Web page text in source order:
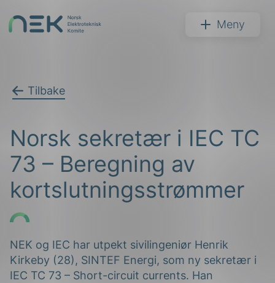
NEK Meny
Tilbake
Norsk sekretær i IEC TC
73 – Beregning av
kortslutningsstrømmer
NEK og IEC har utpekt sivilingeniør Henrik
Kirkeby (28), SINTEF Energi, som ny sekretær i
IEC TC 73 – Short-circuit currents. Han